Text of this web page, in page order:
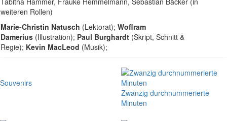
weiteren Rollen)
Marie-Christin Natusch (Lektorat); Woflram
Damerius (Illustration); Paul Burghardt (Skript, Schnitt &
Regie); Kevin MacLeod (Musik);
Souvenirs
Zwanzig durchnummerierte
Minuten